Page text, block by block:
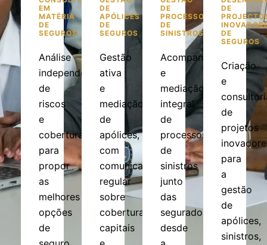
EM
MATÉRIA
DE
SEGUROS
Análise
independente
de
riscos
e
coberturas
para
propor
as
melhores
opções
de
DE
APÓLICES
DE
SEGUROS
Gestão
ativa
e
mediação
de
apólices,
com
comunicação
regular
sobre
coberturas,
capitais
DE
PROCESSOS
DE
SINISTROS
Acompanhamento
e
mediação
integral
de
processos
de
sinistros
junto
das
seguradoras,
desde
DE
DE
SEGUROS
Criação
e
de
projetos
para
a
gestão
de
apólices,
sinistros,